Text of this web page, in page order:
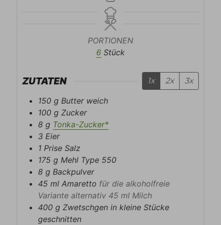
PORTIONEN
6 Stück
ZUTATEN 1x 2x 3x
150 g Butter weich
100 g Zucker
8 g Tonka-Zucker*
3 Eier
1 Prise Salz
175 g Mehl Type 550
8 g Backpulver
45 ml Amaretto für die alkoholfreie
Variante alternativ 45 ml Milch
400 g Zwetschgen in kleine Stücke
geschnitten